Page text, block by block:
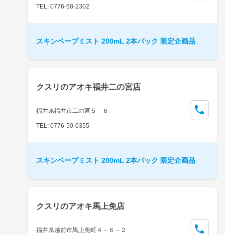
TEL: 0776-58-2302
スキンベープミスト 200mL 2本パック 限定企画品
クスリのアオキ福井二の宮店
福井県福井市二の宮５－６
TEL: 0776-50-0355
スキンベープミスト 200mL 2本パック 限定企画品
クスリのアオキ馬上免店
福井県越前市馬上免町４－６－２